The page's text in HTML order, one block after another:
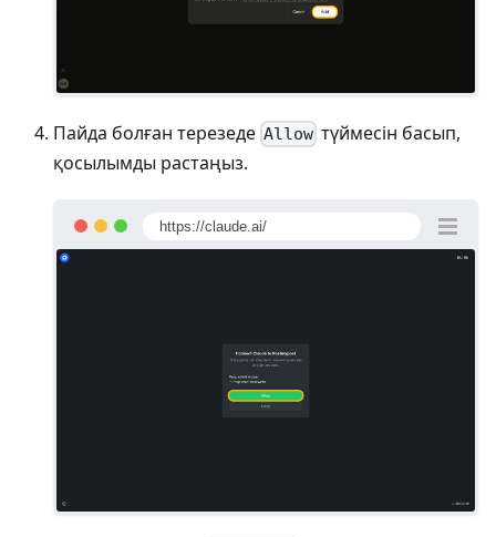
Пайда болған терезеде Allow түймесін басып,
қосылымды растаңыз.
https://claude.ai/